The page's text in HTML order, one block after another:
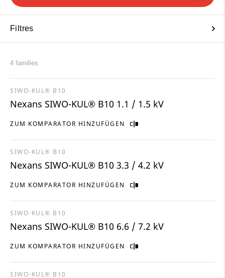
Filtres
4 families
ZUM KOMPARATOR HINZUFÜGEN
SIWO-KUL® B10
Nexans SIWO-KUL® B10 1.1 / 1.5 kV
ZUM KOMPARATOR HINZUFÜGEN
SIWO-KUL® B10
Nexans SIWO-KUL® B10 3.3 / 4.2 kV
ZUM KOMPARATOR HINZUFÜGEN
SIWO-KUL® B10
Nexans SIWO-KUL® B10 6.6 / 7.2 kV
SIWO-KUL® B10